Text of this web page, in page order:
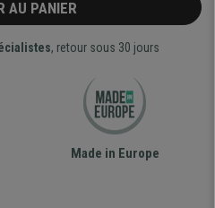
AU PANIER
, retour sous 30 jours
Made in Europe